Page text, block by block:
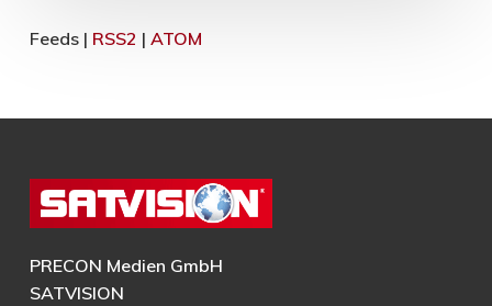
Feeds | RSS2 | ATOM
PRECON Medien GmbH
SATVISION